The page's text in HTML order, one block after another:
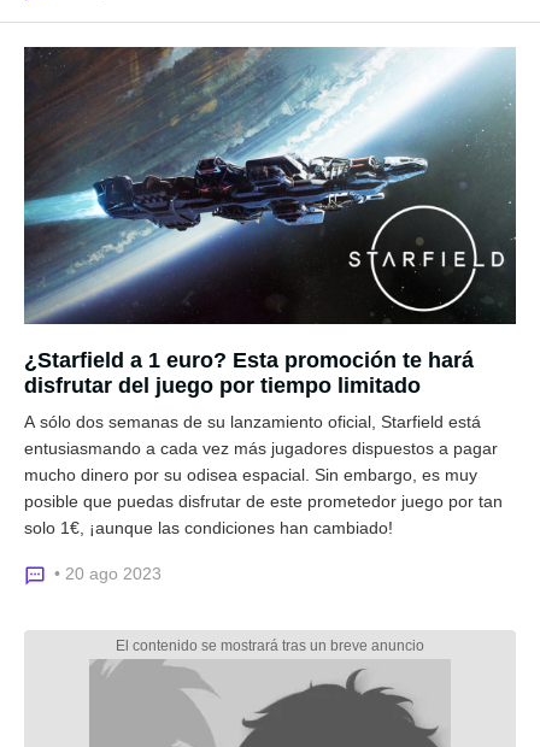
¿Starfield a 1 euro? Esta promoción te hará
disfrutar del juego por tiempo limitado
A sólo dos semanas de su lanzamiento oficial, Starfield está
entusiasmando a cada vez más jugadores dispuestos a pagar
mucho dinero por su odisea espacial. Sin embargo, es muy
posible que puedas disfrutar de este prometedor juego por tan
solo 1€, ¡aunque las condiciones han cambiado!
• 20 ago 2023